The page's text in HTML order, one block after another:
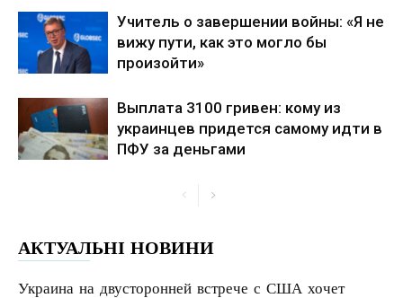
Учитель о завершении войны: «Я не
вижу пути, как это могло бы
произойти»
Выплата 3100 гривен: кому из
украинцев придется самому идти в
ПФУ за деньгами
АКТУАЛЬНІ НОВИНИ
Украина на двусторонней встрече с США хочет